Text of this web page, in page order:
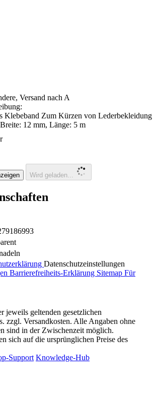
Versand nach A
Klebeband Zum Kürzen von Lederbekleidung
12 mm, Länge: 5 m
Wird geladen...
Datenschutzeinstellungen
Barrierefreiheits-Erklärung Sitemap Für
jeweils geltenden gesetzlichen
zzgl. Versandkosten. Alle Angaben ohne
sind in der Zwischenzeit möglich.
sich auf die ursprünglichen Preise des
Support Knowledge-Hub